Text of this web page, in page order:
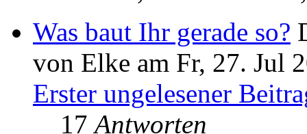
Was baut Ihr gerade so?
von Elke am Fr, 27. Jul
Erster ungelesener
17Antworten